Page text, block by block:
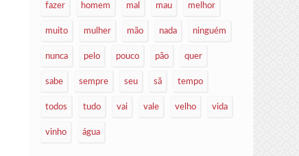
fazer homem mal mau melhor
muito mulher mão nada ninguém
nunca pelo pouco pão quer
sabe sempre seu sã tempo
todos tudo vai vale velho vida
vinho água